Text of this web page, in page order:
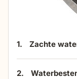
1. Zachte
2.